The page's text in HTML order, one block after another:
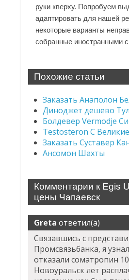
руки кверху. Попробуем
адаптировать для нашей
некоторые варианты
собранные иностранными
Похожие статьи
Заказать Анаполон
Диноджет дешево
Болдевер Vermodje
Testosteron C
Заказать Суставер
Ансомон Шахты
Комментарии к Egis
цены Чапаевск
Greta ответил(а)
Связавшись с
Промсвязьбанка, я
отказали cоматропин
Новоуральск лет